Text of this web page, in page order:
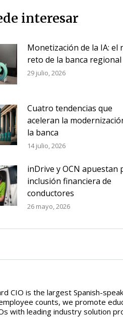
interesar
Monetización de la IA: el
reto de la banca regional
29 julio, 2026
Cuatro tendencias que
aceleran la
la banca
14 julio, 2026
inDrive y OCN apuestan
inclusión financiera de
conductores
26 mayo, 2026
CIO is the largest Spanish-
counts, we promote
with leading industry solution